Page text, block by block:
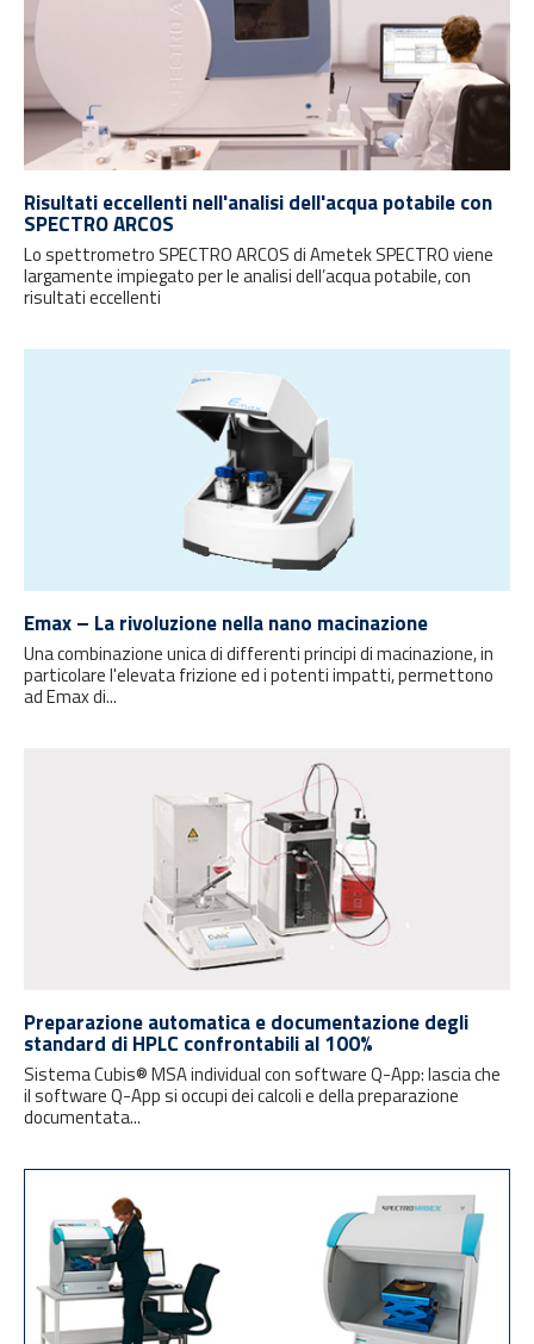
Risultati eccellenti nell'analisi dell'acqua potabile con
SPECTRO ARCOS
Lo spettrometro SPECTRO ARCOS di Ametek SPECTRO viene
largamente impiegato per le analisi dell’acqua potabile, con
risultati eccellenti
Emax – La rivoluzione nella nano macinazione
Una combinazione unica di differenti principi di macinazione, in
particolare l'elevata frizione ed i potenti impatti, permettono
ad Emax di...
Preparazione automatica e documentazione degli
standard di HPLC confrontabili al 100%
Sistema Cubis® MSA individual con software Q-App: lascia che
il software Q-App si occupi dei calcoli e della preparazione
documentata...